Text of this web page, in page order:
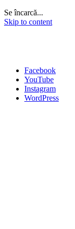
Se încarcă...
Skip to content
Facebook
YouTube
Instagram
WordPress